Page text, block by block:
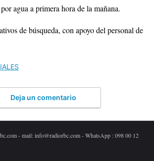
agua a primera hora de la mañana.
de búsqueda, con apoyo del personal de
Deja un comentario
- mail: info@radiorbc.com - WhatsApp : 098 00 12